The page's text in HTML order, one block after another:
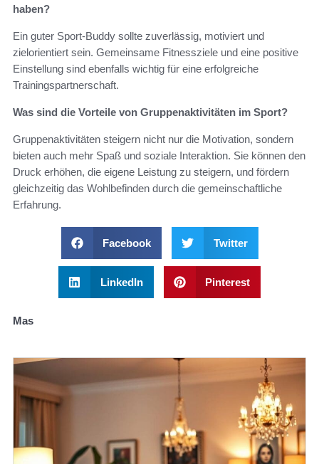
haben?
Ein guter Sport-Buddy sollte zuverlässig, motiviert und
zielorientiert sein. Gemeinsame Fitnessziele und eine positive
Einstellung sind ebenfalls wichtig für eine erfolgreiche
Trainingspartnerschaft.
Was sind die Vorteile von Gruppenaktivitäten im Sport?
Gruppenaktivitäten steigern nicht nur die Motivation, sondern
bieten auch mehr Spaß und soziale Interaktion. Sie können den
Druck erhöhen, die eigene Leistung zu steigern, und fördern
gleichzeitig das Wohlbefinden durch die gemeinschaftliche
Erfahrung.
Facebook Twitter
LinkedIn Pinterest
Mas